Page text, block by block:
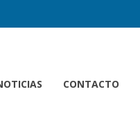
CONTACTO